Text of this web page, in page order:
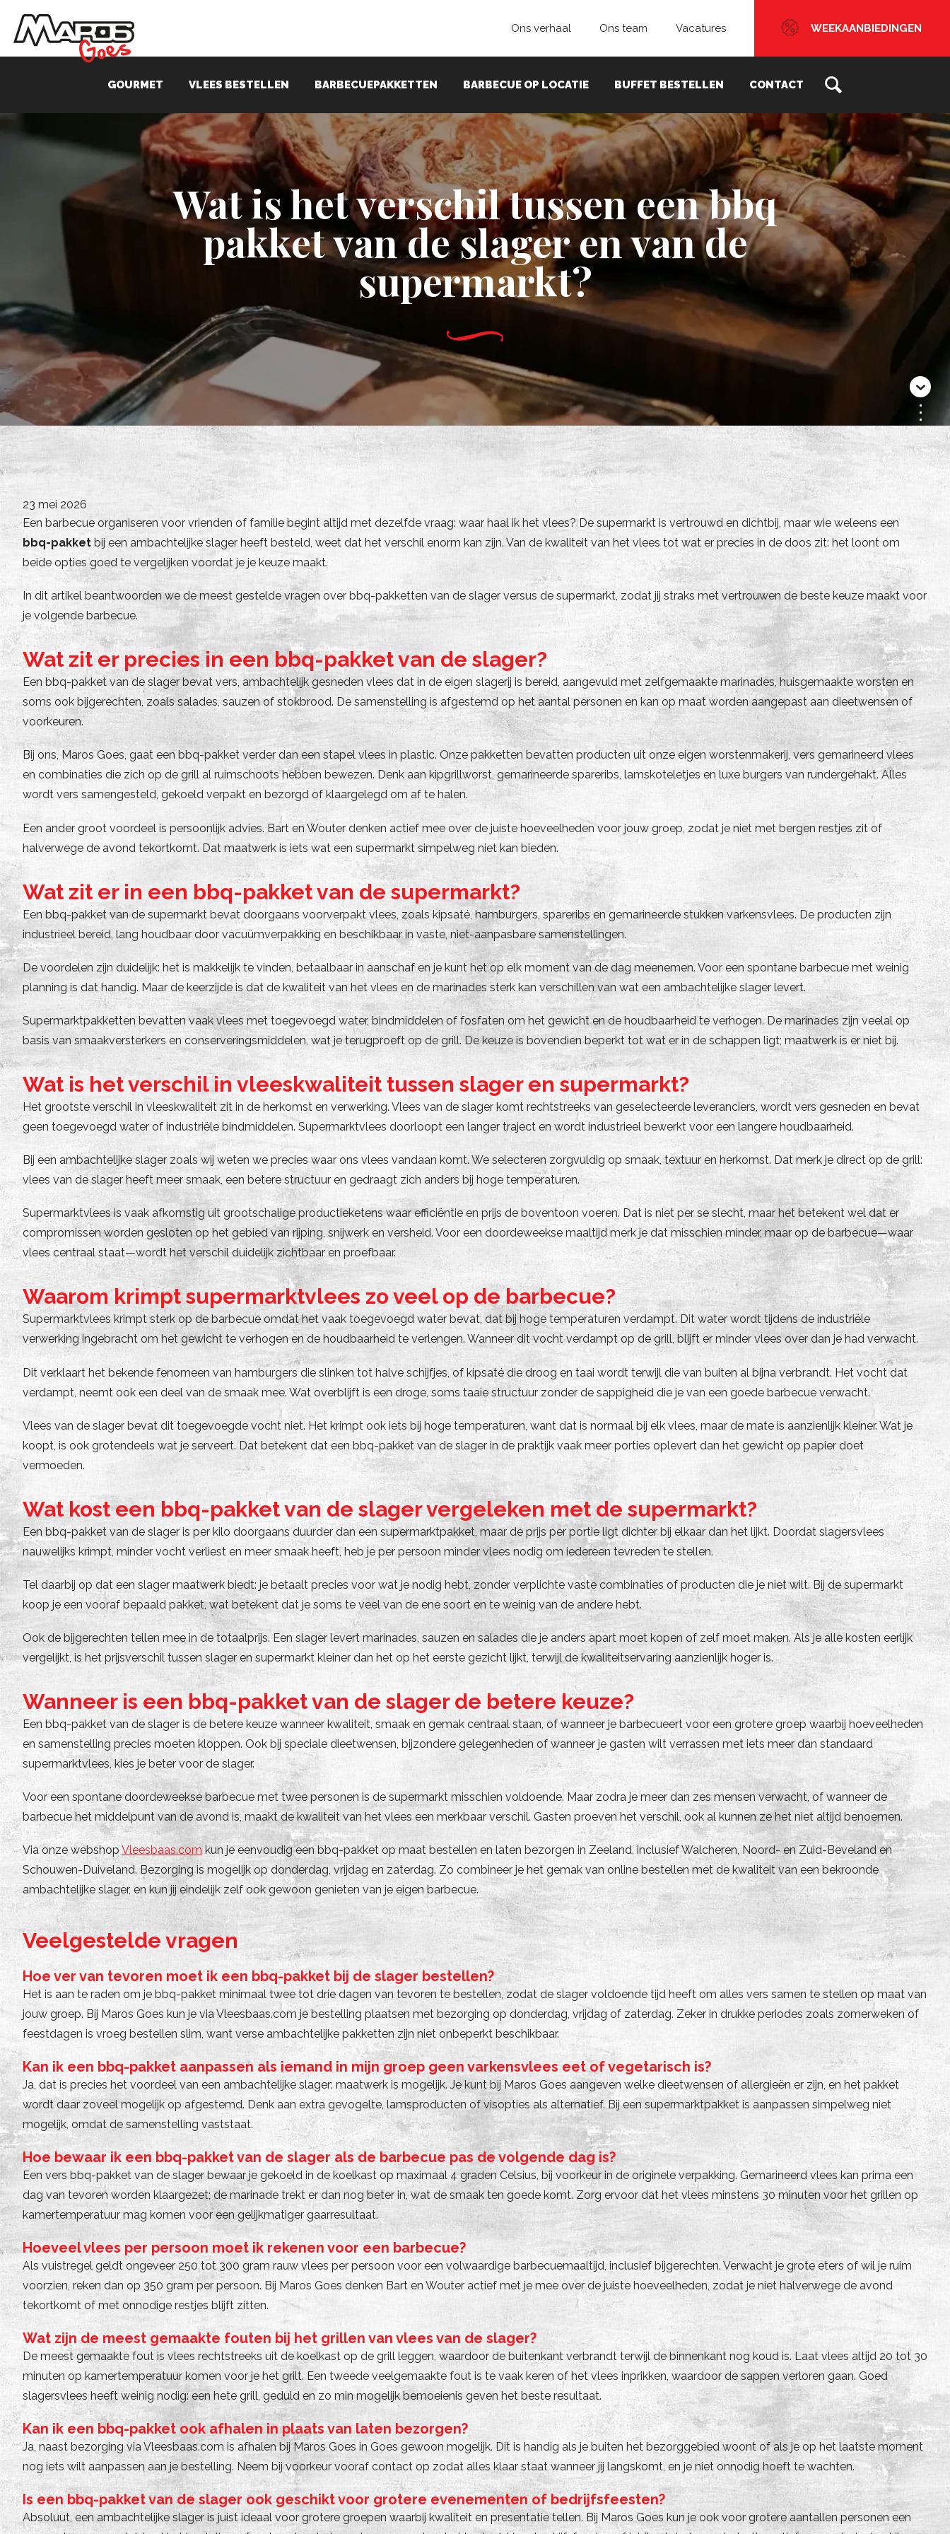
Ons verhaal Ons team Vacatures WEEKAANBIEDINGEN
GOURMET VLEES BESTELLEN BARBECUEPAKKETTEN BARBECUE OP LOCATIE BUFFET BESTELLEN CONTACT
Wat is het verschil tussen een bbq
pakket van de slager en van de
supermarkt?
23 mei 2026
Een barbecue organiseren voor vrienden of familie begint altijd met dezelfde vraag: waar haal ik het vlees? De supermarkt is vertrouwd en dichtbij, maar wie weleens een
bbq-pakket bij een ambachtelijke slager heeft besteld, weet dat het verschil enorm kan zijn. Van de kwaliteit van het vlees tot wat er precies in de doos zit: het loont om
beide opties goed te vergelijken voordat je je keuze maakt.
In dit artikel beantwoorden we de meest gestelde vragen over bbq-pakketten van de slager versus de supermarkt, zodat jij straks met vertrouwen de beste keuze maakt voor
je volgende barbecue.
Wat zit er precies in een bbq-pakket van de slager?
Een bbq-pakket van de slager bevat vers, ambachtelijk gesneden vlees dat in de eigen slagerij is bereid, aangevuld met zelfgemaakte marinades, huisgemaakte worsten en
soms ook bijgerechten, zoals salades, sauzen of stokbrood. De samenstelling is afgestemd op het aantal personen en kan op maat worden aangepast aan dieetwensen of
voorkeuren.
Bij ons, Maros Goes, gaat een bbq-pakket verder dan een stapel vlees in plastic. Onze pakketten bevatten producten uit onze eigen worstenmakerij, vers gemarineerd vlees
en combinaties die zich op de grill al ruimschoots hebben bewezen. Denk aan kipgrillworst, gemarineerde spareribs, lamskoteletjes en luxe burgers van rundergehakt. Alles
wordt vers samengesteld, gekoeld verpakt en bezorgd of klaargelegd om af te halen.
Een ander groot voordeel is persoonlijk advies. Bart en Wouter denken actief mee over de juiste hoeveelheden voor jouw groep, zodat je niet met bergen restjes zit of
halverwege de avond tekortkomt. Dat maatwerk is iets wat een supermarkt simpelweg niet kan bieden.
Wat zit er in een bbq-pakket van de supermarkt?
Een bbq-pakket van de supermarkt bevat doorgaans voorverpakt vlees, zoals kipsaté, hamburgers, spareribs en gemarineerde stukken varkensvlees. De producten zijn
industrieel bereid, lang houdbaar door vacuümverpakking en beschikbaar in vaste, niet-aanpasbare samenstellingen.
De voordelen zijn duidelijk: het is makkelijk te vinden, betaalbaar in aanschaf en je kunt het op elk moment van de dag meenemen. Voor een spontane barbecue met weinig
planning is dat handig. Maar de keerzijde is dat de kwaliteit van het vlees en de marinades sterk kan verschillen van wat een ambachtelijke slager levert.
Supermarktpakketten bevatten vaak vlees met toegevoegd water, bindmiddelen of fosfaten om het gewicht en de houdbaarheid te verhogen. De marinades zijn veelal op
basis van smaakversterkers en conserveringsmiddelen, wat je terugproeft op de grill. De keuze is bovendien beperkt tot wat er in de schappen ligt; maatwerk is er niet bij.
Wat is het verschil in vleeskwaliteit tussen slager en supermarkt?
Het grootste verschil in vleeskwaliteit zit in de herkomst en verwerking. Vlees van de slager komt rechtstreeks van geselecteerde leveranciers, wordt vers gesneden en bevat
geen toegevoegd water of industriële bindmiddelen. Supermarktvlees doorloopt een langer traject en wordt industrieel bewerkt voor een langere houdbaarheid.
Bij een ambachtelijke slager zoals wij weten we precies waar ons vlees vandaan komt. We selecteren zorgvuldig op smaak, textuur en herkomst. Dat merk je direct op de grill:
vlees van de slager heeft meer smaak, een betere structuur en gedraagt zich anders bij hoge temperaturen.
Supermarktvlees is vaak afkomstig uit grootschalige productieketens waar efficiëntie en prijs de boventoon voeren. Dat is niet per se slecht, maar het betekent wel dat er
compromissen worden gesloten op het gebied van rijping, snijwerk en versheid. Voor een doordeweekse maaltijd merk je dat misschien minder, maar op de barbecue—waar
vlees centraal staat—wordt het verschil duidelijk zichtbaar en proefbaar.
Waarom krimpt supermarktvlees zo veel op de barbecue?
Supermarktvlees krimpt sterk op de barbecue omdat het vaak toegevoegd water bevat, dat bij hoge temperaturen verdampt. Dit water wordt tijdens de industriële
verwerking ingebracht om het gewicht te verhogen en de houdbaarheid te verlengen. Wanneer dit vocht verdampt op de grill, blijft er minder vlees over dan je had verwacht.
Dit verklaart het bekende fenomeen van hamburgers die slinken tot halve schijfjes, of kipsaté die droog en taai wordt terwijl die van buiten al bijna verbrandt. Het vocht dat
verdampt, neemt ook een deel van de smaak mee. Wat overblijft is een droge, soms taaie structuur zonder de sappigheid die je van een goede barbecue verwacht.
Vlees van de slager bevat dit toegevoegde vocht niet. Het krimpt ook iets bij hoge temperaturen, want dat is normaal bij elk vlees, maar de mate is aanzienlijk kleiner. Wat je
koopt, is ook grotendeels wat je serveert. Dat betekent dat een bbq-pakket van de slager in de praktijk vaak meer porties oplevert dan het gewicht op papier doet
vermoeden.
Wat kost een bbq-pakket van de slager vergeleken met de supermarkt?
Een bbq-pakket van de slager is per kilo doorgaans duurder dan een supermarktpakket, maar de prijs per portie ligt dichter bij elkaar dan het lijkt. Doordat slagersvlees
nauwelijks krimpt, minder vocht verliest en meer smaak heeft, heb je per persoon minder vlees nodig om iedereen tevreden te stellen.
Tel daarbij op dat een slager maatwerk biedt: je betaalt precies voor wat je nodig hebt, zonder verplichte vaste combinaties of producten die je niet wilt. Bij de supermarkt
koop je een vooraf bepaald pakket, wat betekent dat je soms te veel van de ene soort en te weinig van de andere hebt.
Ook de bijgerechten tellen mee in de totaalprijs. Een slager levert marinades, sauzen en salades die je anders apart moet kopen of zelf moet maken. Als je alle kosten eerlijk
vergelijkt, is het prijsverschil tussen slager en supermarkt kleiner dan het op het eerste gezicht lijkt, terwijl de kwaliteitservaring aanzienlijk hoger is.
Wanneer is een bbq-pakket van de slager de betere keuze?
Een bbq-pakket van de slager is de betere keuze wanneer kwaliteit, smaak en gemak centraal staan, of wanneer je barbecueert voor een grotere groep waarbij hoeveelheden
en samenstelling precies moeten kloppen. Ook bij speciale dieetwensen, bijzondere gelegenheden of wanneer je gasten wilt verrassen met iets meer dan standaard
supermarktvlees, kies je beter voor de slager.
Voor een spontane doordeweekse barbecue met twee personen is de supermarkt misschien voldoende. Maar zodra je meer dan zes mensen verwacht, of wanneer de
barbecue het middelpunt van de avond is, maakt de kwaliteit van het vlees een merkbaar verschil. Gasten proeven het verschil, ook al kunnen ze het niet altijd benoemen.
Via onze webshop Vleesbaas.comkun je eenvoudig een bbq-pakket op maat bestellen en laten bezorgen in Zeeland, inclusief Walcheren, Noord- en Zuid-Beveland en
Schouwen-Duiveland. Bezorging is mogelijk op donderdag, vrijdag en zaterdag. Zo combineer je het gemak van online bestellen met de kwaliteit van een bekroonde
ambachtelijke slager, en kun jij eindelijk zelf ook gewoon genieten van je eigen barbecue.
Veelgestelde vragen
Hoe ver van tevoren moet ik een bbq-pakket bij de slager bestellen?
Het is aan te raden om je bbq-pakket minimaal twee tot drie dagen van tevoren te bestellen, zodat de slager voldoende tijd heeft om alles vers samen te stellen op maat van
jouw groep. Bij Maros Goes kun je via Vleesbaas.com je bestelling plaatsen met bezorging op donderdag, vrijdag of zaterdag. Zeker in drukke periodes zoals zomerweken of
feestdagen is vroeg bestellen slim, want verse ambachtelijke pakketten zijn niet onbeperkt beschikbaar.
Kan ik een bbq-pakket aanpassen als iemand in mijn groep geen varkensvlees eet of vegetarisch is?
Ja, dat is precies het voordeel van een ambachtelijke slager: maatwerk is mogelijk. Je kunt bij Maros Goes aangeven welke dieetwensen of allergieën er zijn, en het pakket
wordt daar zoveel mogelijk op afgestemd. Denk aan extra gevogelte, lamsproducten of visopties als alternatief. Bij een supermarktpakket is aanpassen simpelweg niet
mogelijk, omdat de samenstelling vaststaat.
Hoe bewaar ik een bbq-pakket van de slager als de barbecue pas de volgende dag is?
Een vers bbq-pakket van de slager bewaar je gekoeld in de koelkast op maximaal 4 graden Celsius, bij voorkeur in de originele verpakking. Gemarineerd vlees kan prima een
dag van tevoren worden klaargezet; de marinade trekt er dan nog beter in, wat de smaak ten goede komt. Zorg ervoor dat het vlees minstens 30 minuten voor het grillen op
kamertemperatuur mag komen voor een gelijkmatiger gaarresultaat.
Hoeveel vlees per persoon moet ik rekenen voor een barbecue?
Als vuistregel geldt ongeveer 250 tot 300 gram rauw vlees per persoon voor een volwaardige barbecuemaaltijd, inclusief bijgerechten. Verwacht je grote eters of wil je ruim
voorzien, reken dan op 350 gram per persoon. Bij Maros Goes denken Bart en Wouter actief met je mee over de juiste hoeveelheden, zodat je niet halverwege de avond
tekortkomt of met onnodige restjes blijft zitten.
Wat zijn de meest gemaakte fouten bij het grillen van vlees van de slager?
De meest gemaakte fout is vlees rechtstreeks uit de koelkast op de grill leggen, waardoor de buitenkant verbrandt terwijl de binnenkant nog koud is. Laat vlees altijd 20 tot 30
minuten op kamertemperatuur komen voor je het grilt. Een tweede veelgemaakte fout is te vaak keren of het vlees inprikken, waardoor de sappen verloren gaan. Goed
slagersvlees heeft weinig nodig: een hete grill, geduld en zo min mogelijk bemoeienis geven het beste resultaat.
Kan ik een bbq-pakket ook afhalen in plaats van laten bezorgen?
Ja, naast bezorging via Vleesbaas.com is afhalen bij Maros Goes in Goes gewoon mogelijk. Dit is handig als je buiten het bezorggebied woont of als je op het laatste moment
nog iets wilt aanpassen aan je bestelling. Neem bij voorkeur vooraf contact op zodat alles klaar staat wanneer jij langskomt, en je niet onnodig hoeft te wachten.
Is een bbq-pakket van de slager ook geschikt voor grotere evenementen of bedrijfsfeesten?
Absoluut, een ambachtelijke slager is juist ideaal voor grotere groepen waarbij kwaliteit en presentatie tellen. Bij Maros Goes kun je ook voor grotere aantallen personen een